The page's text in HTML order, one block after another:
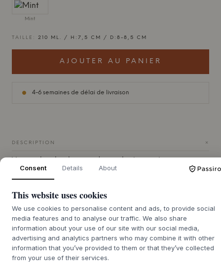
Mint
TAILLE: 210 ML. / H:7,5 CM / D:8-8,5 CM
AJOUTER AU PANIER
4-6 semaines de délai de livraison
DESCRIPTION +
démode jamais ? La tasse Oda avec anse de
Julie Damhus
incarne le minimalisme nordique intemporel. La tasse est
dotée d'une poignée fonctionnelle et confortable et d'une
Damhus . La base brute offre non seulement un contraste
visuel important avec l'émail brillant, mais elle rend
également la tasse stable et facile à empiler dans le
Chaque tasse est tournée à la main en grès et émaillée à
Consent Details About
This website uses cookies
We use cookies to personalise content and ads, to provide social
media features and to analyse our traffic. We also share
information about your use of our site with our social media,
advertising and analytics partners who may combine it with other
information that you’ve provided to them or that they’ve collected
from your use of their services.